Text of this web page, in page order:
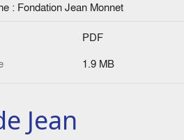
: Fondation Jean Monnet
PDF
1.9 MB
Jean